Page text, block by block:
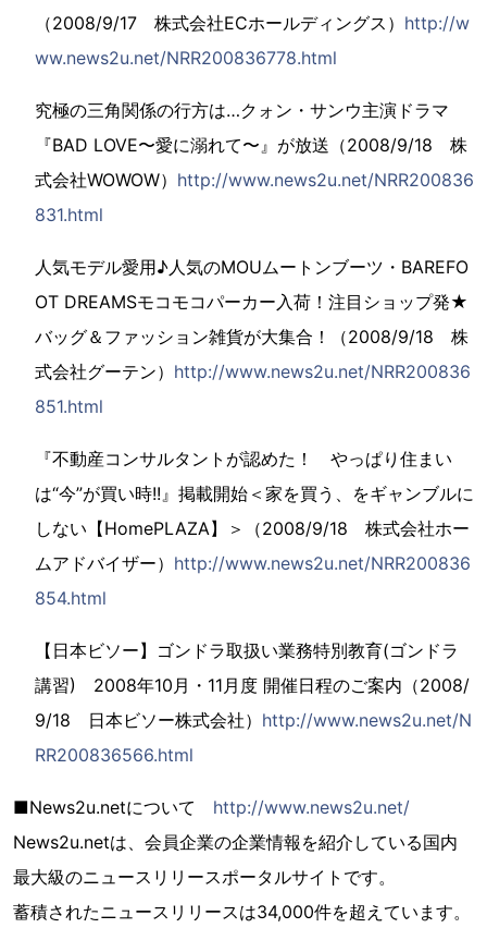
（2008/9/17 株式会社ECホールディングス） http://w
ww.news2u.net/NRR200836778.html
究極の三角関係の行方は…クォン・サンウ主演ドラマ
『BAD LOVE〜愛に溺れて〜』が放送（2008/9/18 株
式会社WOWOW） http://www.news2u.net/NRR200836
831.html
人気モデル愛用♪人気のMOUムートンブーツ・BAREFO
OT DREAMSモコモコパーカー入荷！注目ショップ発★
バッグ＆ファッション雑貨が大集合！（2008/9/18 株
式会社グーテン） http://www.news2u.net/NRR200836
851.html
『不動産コンサルタントが認めた！ やっぱり住まい
は“今”が買い時!!』掲載開始＜家を買う、をギャンブルに
しない【HomePLAZA】＞（2008/9/18 株式会社ホー
ムアドバイザー） http://www.news2u.net/NRR200836
854.html
【日本ビソー】ゴンドラ取扱い業務特別教育(ゴンドラ
講習) 2008年10月・11月度 開催日程のご案内（2008/
9/18 日本ビソー株式会社） http://www.news2u.net/N
RR200836566.html
■News2u.netについて http://www.news2u.net/
News2u.netは、会員企業の企業情報を紹介している国内
最大級のニュースリリースポータルサイトです。
蓄積されたニュースリリースは34,000件を超えています。